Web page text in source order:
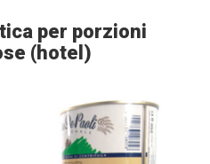
per porzioni
(hotel)